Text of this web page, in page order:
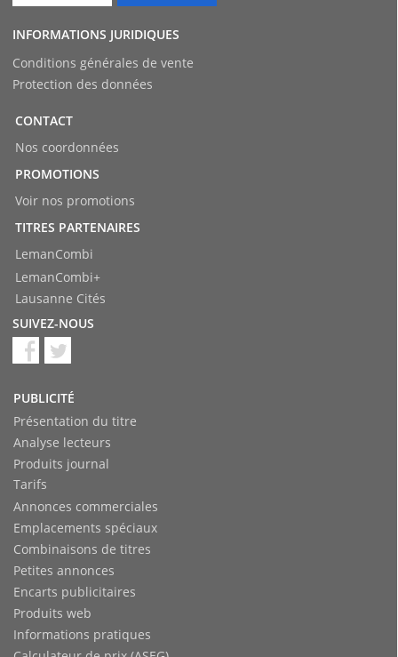
PUBLICITÉ
Présentation du titre
Analyse lecteurs
Produits journal
Tarifs
Annonces commerciales
Emplacements spéciaux
Combinaisons de titres
Petites annonces
Encarts publicitaires
Produits web
Informations pratiques
INFORMATIONS JURIDIQUES
Conditions générales de vente
Protection des données
CONTACT
Nos coordonnées
PROMOTIONS
Voir nos promotions
TITRES PARTENAIRES
LemanCombi
LemanCombi+
Lausanne Cités
SUIVEZ-NOUS